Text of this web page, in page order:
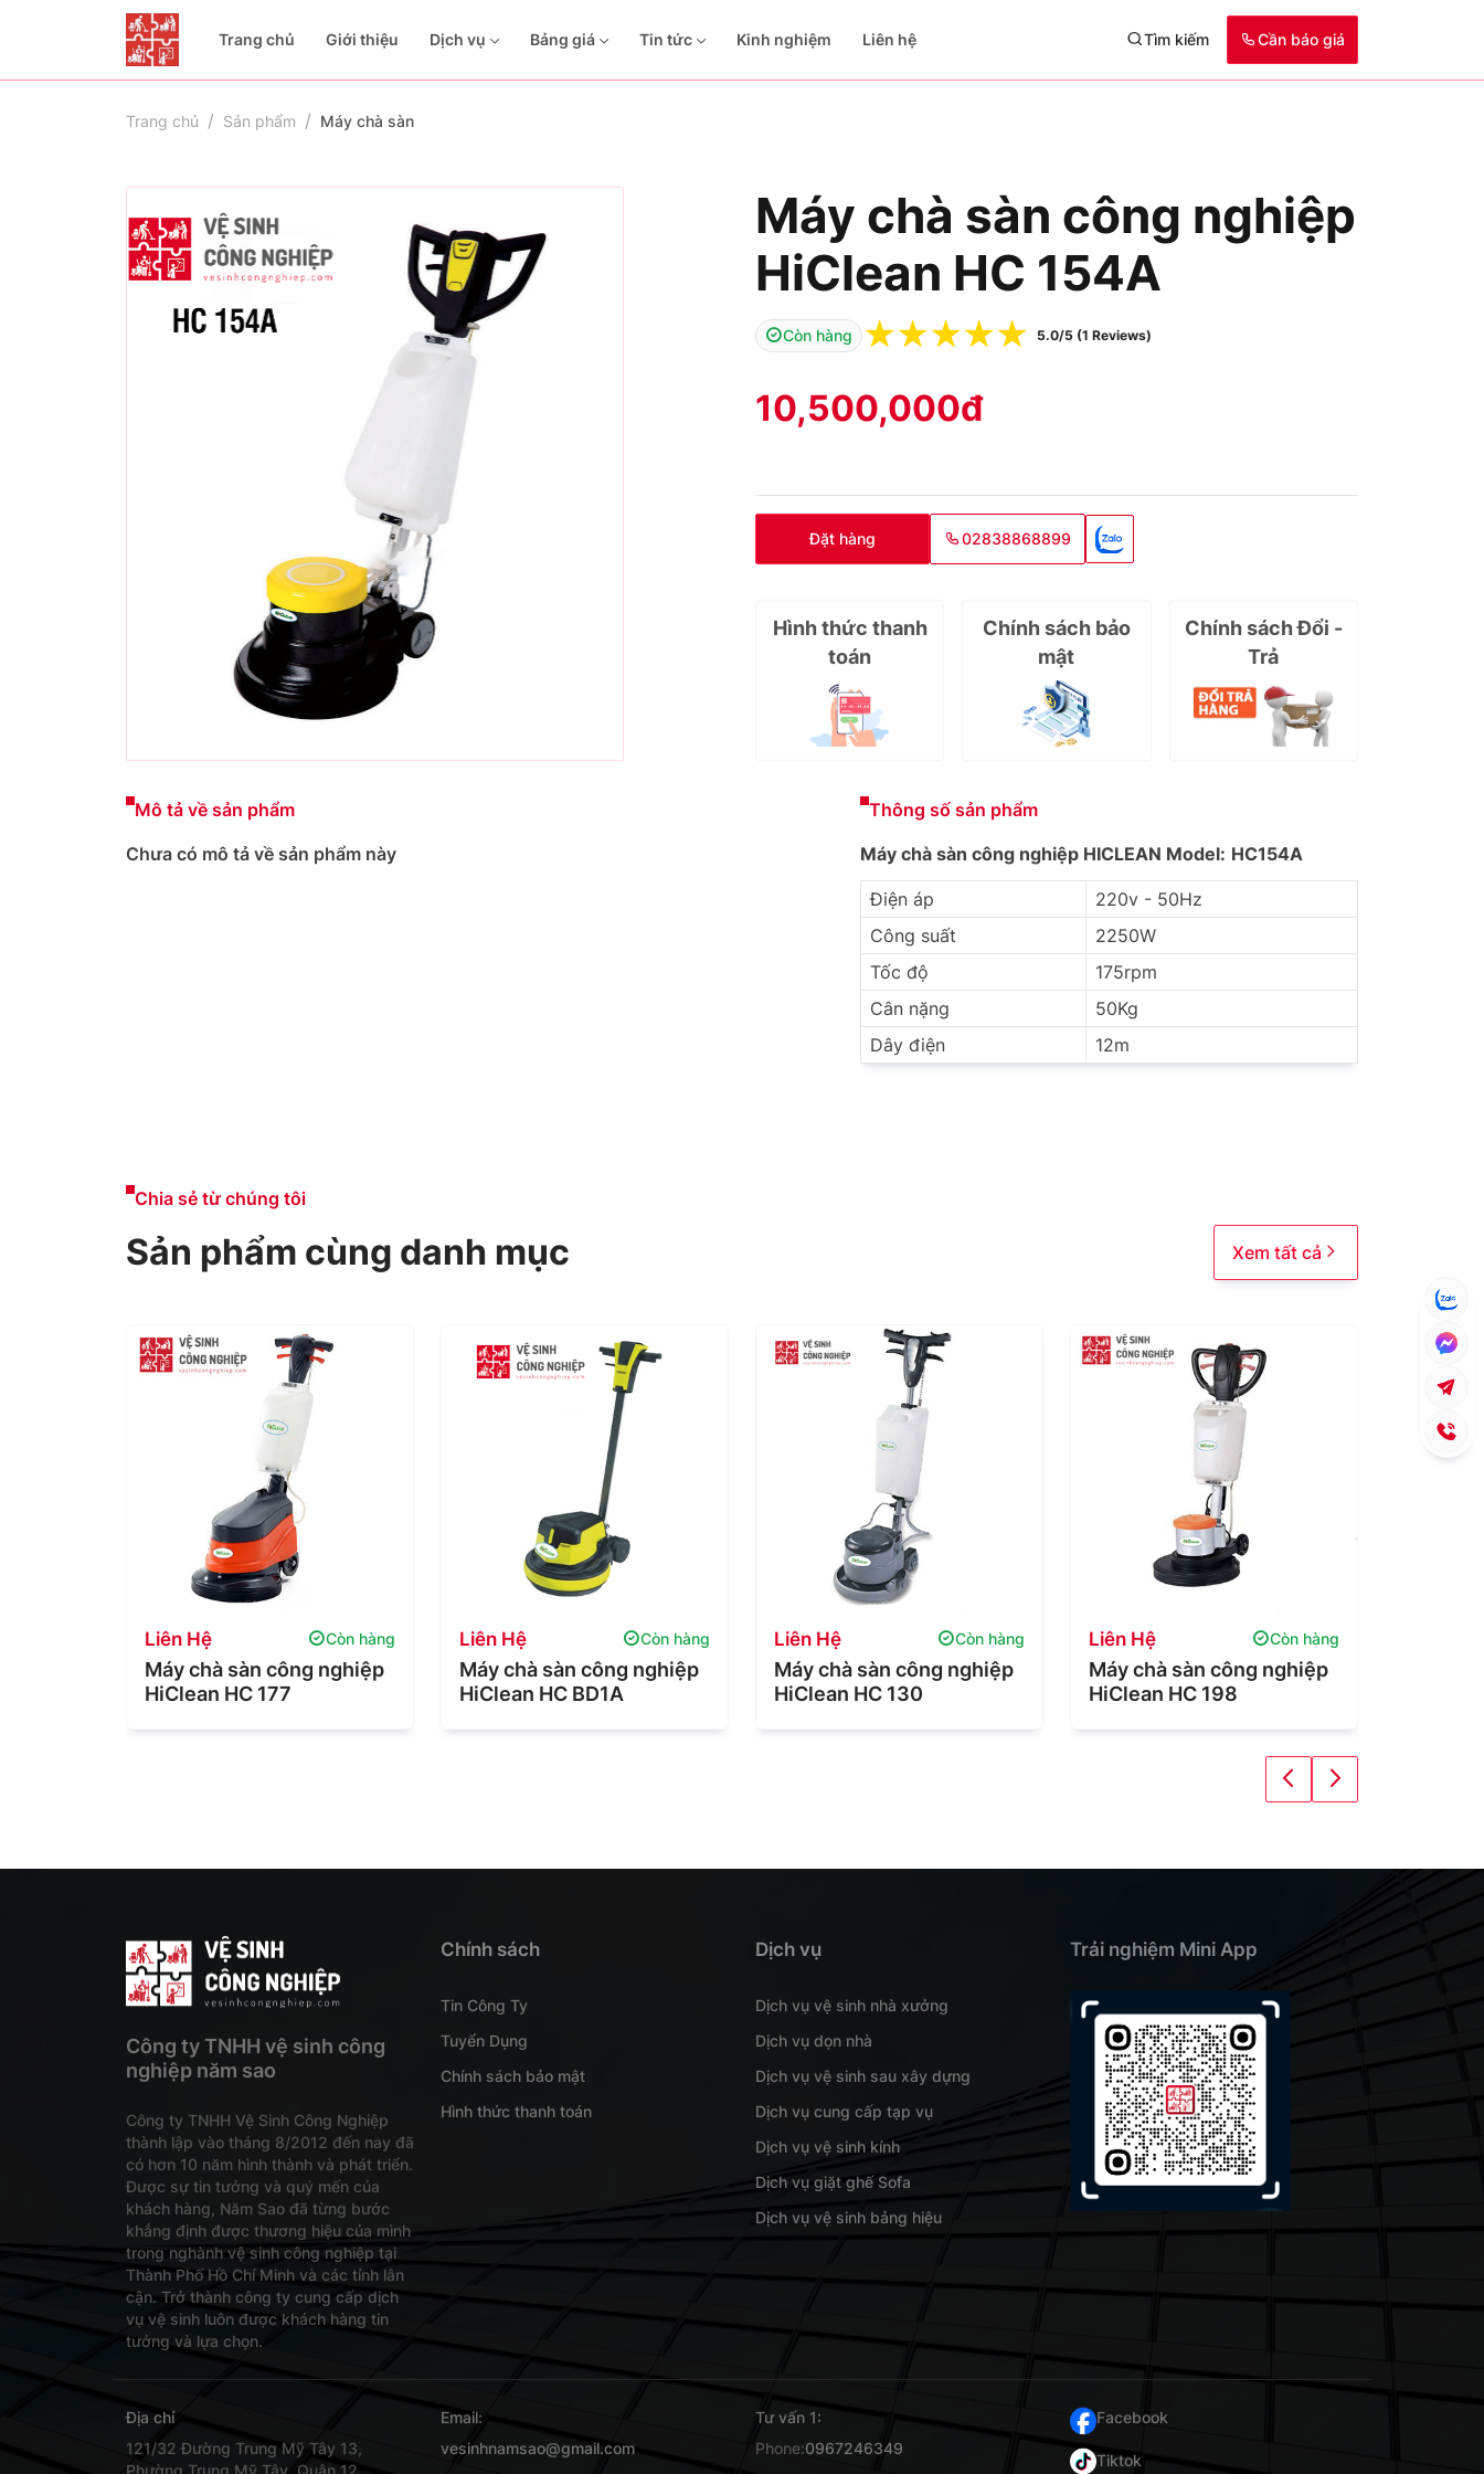
Trang chủ Giới thiệu Dịch vụ Bảng giá Tin tức Kinh nghiệm Liên hệ Tìm kiếm Cần báo giá
Trang chủ Sản phẩm Máy chà sàn
Máy chà sàn công nghiệp
HiClean HC 154A
Còn hàng ☆
☆
☆
☆
☆ 5.0/5 (1 Reviews)
10,500,000đ
Đặt hàng 02838868899
Hình thức thanh
toán
Chính sách bảo
mật
Chính sách Đổi -
Trả
Mô tả về sản phẩm
Chưa có mô tả về sản phẩm này
Thông số sản phẩm
Máy chà sàn công nghiệp HICLEAN Model: HC154A
Điện áp
220v - 50Hz
Công suất
2250W
Tốc độ
175rpm
Cân nặng
50Kg
Dây điện
12m
Chia sẻ từ chúng tôi
Sản phẩm cùng danh mục Xem tất cả
Liên Hệ Còn hàng
Máy chà sàn công nghiệp
HiClean HC 177
Liên Hệ Còn hàng
Máy chà sàn công nghiệp
HiClean HC BD1A
Liên Hệ Còn hàng
Máy chà sàn công nghiệp
HiClean HC 130
Liên Hệ Còn hàng
Máy chà sàn công nghiệp
HiClean HC 198
Công ty TNHH vệ sinh công
nghiệp năm sao
Công ty TNHH Vệ Sinh Công Nghiệp
thành lập vào tháng 8/2012 đến nay đã
có hơn 10 năm hình thành và phát triển.
Được sự tin tưởng và quý mến của
khách hàng, Năm Sao đã từng bước
khẳng định được thương hiệu của mình
trong nghành vệ sinh công nghiệp tại
Thành Phố Hồ Chí Minh và các tỉnh lân
cận. Trở thành công ty cung cấp dịch
vụ vệ sinh luôn được khách hàng tin
tưởng và lựa chọn.
Chính sách
Tin Công Ty
Tuyển Dụng
Chính sách bảo mật
Hình thức thanh toán
Dịch vụ
Dịch vụ vệ sinh nhà xưởng
Dịch vụ dọn nhà
Dịch vụ vệ sinh sau xây dựng
Dịch vụ cung cấp tạp vụ
Dịch vụ vệ sinh kính
Dịch vụ giặt ghế Sofa
Dịch vụ vệ sinh bảng hiệu
Trải nghiệm Mini App
Địa chỉ
121/32 Đường Trung Mỹ Tây 13,
Email:
vesinhnamsao@gmail.com
Tư vấn 1:
Phone:0967246349
Facebook
Tiktok